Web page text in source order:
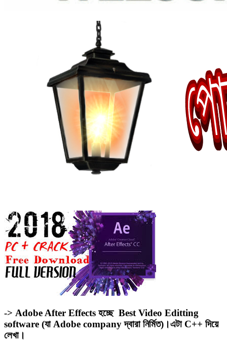
-> Adobe After Effects হচ্ছে Best Video Editting
software (যা Adobe company দ্বারা নির্মিত)।এটা C++ দিয়ে
লেখা।